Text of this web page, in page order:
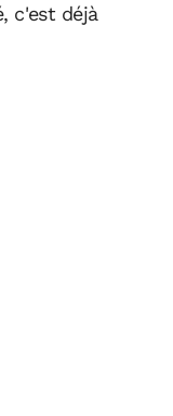
c'est déjà